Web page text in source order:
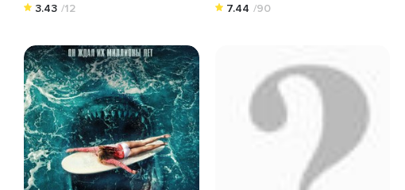
3.43 /12
7.44 /90